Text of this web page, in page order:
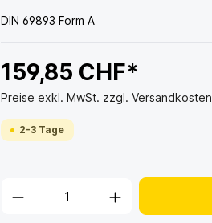
DIN 69893 Form A
159,85 CHF*
Preise exkl. MwSt. zzgl. Versandkosten
2-3 Tage